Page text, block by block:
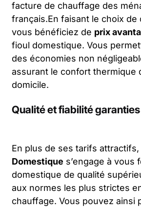
facture de chauffage des
français.En faisant le choix de
vous bénéficiez de prix
fioul domestique. Vous
des économies non
assurant le confort thermique
domicile.
Qualité et fiabilité garanties
En plus de ses tarifs attractifs,
Domestique s’engage à vous
domestique de qualité
aux normes les plus strictes
chauffage. Vous pouvez ainsi